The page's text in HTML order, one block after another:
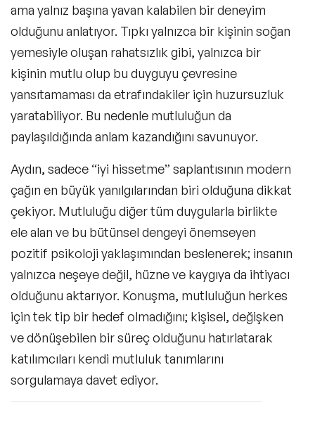
ama yalnız başına yavan kalabilen bir deneyim
olduğunu anlatıyor. Tıpkı yalnızca bir kişinin soğan
yemesiyle oluşan rahatsızlık gibi, yalnızca bir
kişinin mutlu olup bu duyguyu çevresine
yansıtamaması da etrafındakiler için huzursuzluk
yaratabiliyor. Bu nedenle mutluluğun da
paylaşıldığında anlam kazandığını savunuyor.
Aydın, sadece “iyi hissetme” saplantısının modern
çağın en büyük yanılgılarından biri olduğuna dikkat
çekiyor. Mutluluğu diğer tüm duygularla birlikte
ele alan ve bu bütünsel dengeyi önemseyen
pozitif psikoloji yaklaşımından beslenerek; insanın
yalnızca neşeye değil, hüzne ve kaygıya da ihtiyacı
olduğunu aktarıyor. Konuşma, mutluluğun herkes
için tek tip bir hedef olmadığını; kişisel, değişken
ve dönüşebilen bir süreç olduğunu hatırlatarak
katılımcıları kendi mutluluk tanımlarını
sorgulamaya davet ediyor.